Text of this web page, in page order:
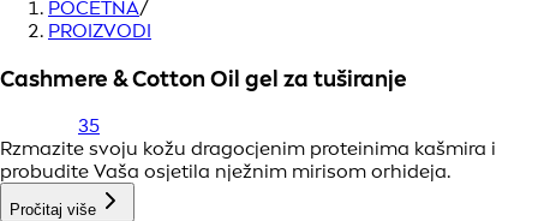
POČETNA/
PROIZVODI
Cashmere & Cotton Oil gel za tuširanje
35
Rzmazite svoju kožu dragocjenim proteinima kašmira i
probudite Vaša osjetila nježnim mirisom orhideja.
Pročitaj više